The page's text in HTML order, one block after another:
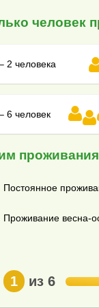
человек
2 человека
6 человек
Постоянное
Проживание весна-
1 из 6